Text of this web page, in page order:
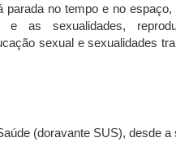
no tempo e no
e as sexualidades,
sexual e sexualidades
(doravante SUS), desde